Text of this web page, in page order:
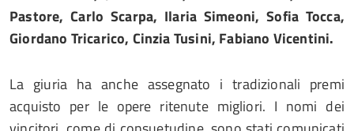
Pastore, Carlo Scarpa, Ilaria Simeoni, Sofia Tocca,
Giordano Tricarico, Cinzia Tusini, Fabiano Vicentini.
La giuria ha anche assegnato i tradizionali premi
acquisto per le opere ritenute migliori. I nomi dei